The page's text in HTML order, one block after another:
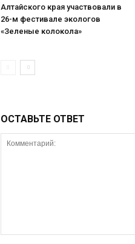
Алтайского края участвовали в
26-м фестивале экологов
«Зеленые колокола»
ОСТАВЬТЕ ОТВЕТ